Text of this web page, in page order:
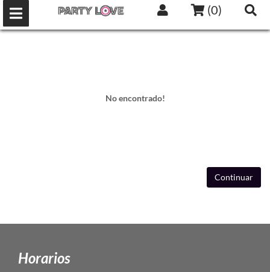
(0)
No encontrado!
Continuar
Horarios